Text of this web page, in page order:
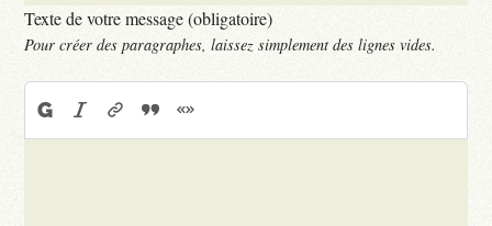
Texte de votre message (obligatoire)
Pour créer des paragraphes, laissez simplement des lignes vides.